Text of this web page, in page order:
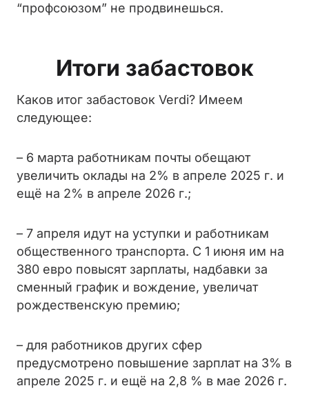
“профсоюзом” не продвинешься.
Итоги забастовок
Каков итог забастовок Verdi? Имеем
следующее:
– 6 марта работникам почты обещают
увеличить оклады на 2% в апреле 2025 г. и
ещё на 2% в апреле 2026 г.;
– 7 апреля идут на уступки и работникам
общественного транспорта. С 1 июня им на
380 евро повысят зарплаты, надбавки за
сменный график и вождение, увеличат
рождественскую премию;
– для работников других сфер
предусмотрено повышение зарплат на 3% в
апреле 2025 г. и ещё на 2,8 % в мае 2026 г.